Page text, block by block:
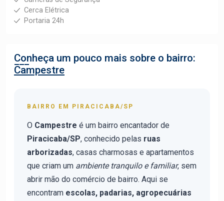
Cerca Elétrica
Portaria 24h
Conheça um pouco mais sobre o bairro:
Campestre
BAIRRO EM PIRACICABA/SP
O Campestre é um bairro encantador de
Piracicaba/SP, conhecido pelas ruas
arborizadas, casas charmosas e apartamentos
que criam um ambiente tranquilo e familiar, sem
abrir mão do comércio de bairro. Aqui se
encontram escolas, padarias, agropecuárias